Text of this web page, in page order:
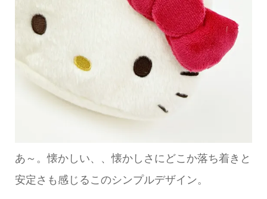
あ～。懐かしい、、懐かしさにどこか落ち着きと
安定さも感じるこのシンプルデザイン。